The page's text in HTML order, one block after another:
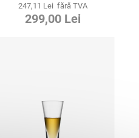
247,11 Lei fără TVA
299,00 Lei